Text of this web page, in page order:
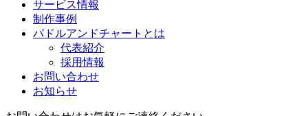
サービス情報
制作事例
パドルアンドチャートとは
代表紹介
採用情報
お問い合わせ
お知らせ